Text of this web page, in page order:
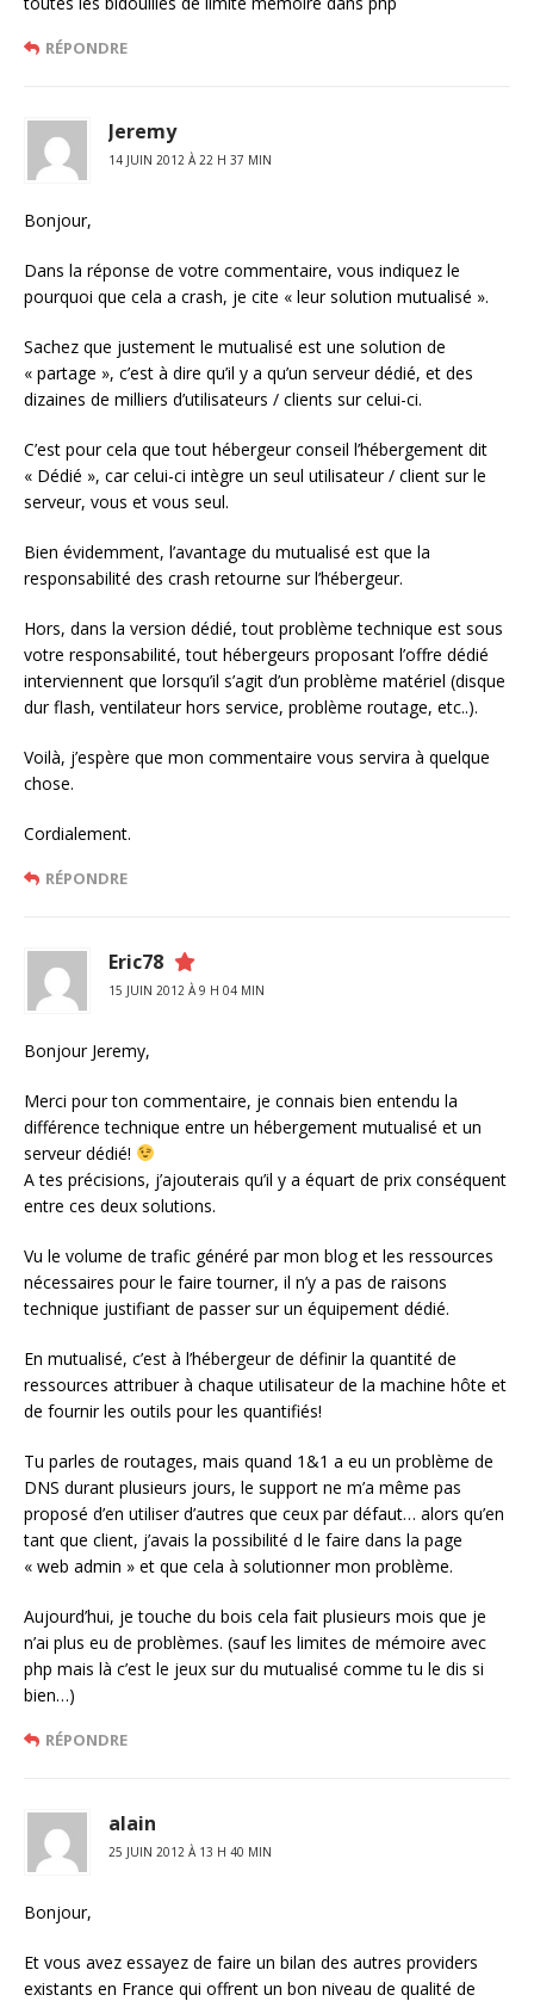
RÉPONDRE
Jeremy
14 JUIN 2012 À 22 H 37 MIN
Bonjour,
Dans la réponse de votre commentaire, vous indiquez le
pourquoi que cela a crash, je cite « leur solution mutualisé ».
Sachez que justement le mutualisé est une solution de
« partage », c’est à dire qu’il y a qu’un serveur dédié, et des
dizaines de milliers d’utilisateurs / clients sur celui-ci.
C’est pour cela que tout hébergeur conseil l’hébergement dit
« Dédié », car celui-ci intègre un seul utilisateur / client sur le
serveur, vous et vous seul.
Bien évidemment, l’avantage du mutualisé est que la
responsabilité des crash retourne sur l’hébergeur.
Hors, dans la version dédié, tout problème technique est sous
votre responsabilité, tout hébergeurs proposant l’offre dédié
interviennent que lorsqu’il s’agit d’un problème matériel (disque
dur flash, ventilateur hors service, problème routage, etc..).
Voilà, j’espère que mon commentaire vous servira à quelque
chose.
Cordialement.
RÉPONDRE
Eric78
15 JUIN 2012 À 9 H 04 MIN
Bonjour Jeremy,
Merci pour ton commentaire, je connais bien entendu la
différence technique entre un hébergement mutualisé et un
serveur dédié!
A tes précisions, j’ajouterais qu’il y a équart de prix conséquent
entre ces deux solutions.
Vu le volume de trafic généré par mon blog et les ressources
nécessaires pour le faire tourner, il n’y a pas de raisons
technique justifiant de passer sur un équipement dédié.
En mutualisé, c’est à l’hébergeur de définir la quantité de
ressources attribuer à chaque utilisateur de la machine hôte et
de fournir les outils pour les quantifiés!
Tu parles de routages, mais quand 1&1 a eu un problème de
DNS durant plusieurs jours, le support ne m’a même pas
proposé d’en utiliser d’autres que ceux par défaut… alors qu’en
tant que client, j’avais la possibilité d le faire dans la page
« web admin » et que cela à solutionner mon problème.
Aujourd’hui, je touche du bois cela fait plusieurs mois que je
n’ai plus eu de problèmes. (sauf les limites de mémoire avec
php mais là c’est le jeux sur du mutualisé comme tu le dis si
bien…)
RÉPONDRE
alain
25 JUIN 2012 À 13 H 40 MIN
Bonjour,
Et vous avez essayez de faire un bilan des autres providers
existants en France qui offrent un bon niveau de qualité de